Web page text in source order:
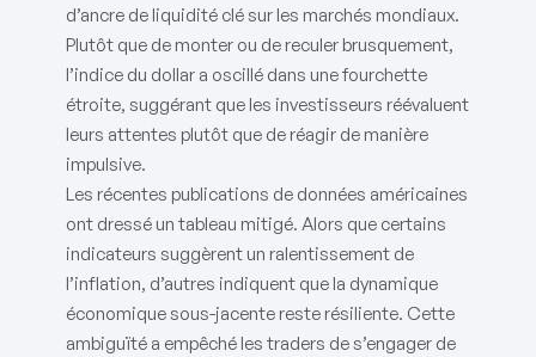
d’ancre de liquidité clé sur les marchés mondiaux.
Plutôt que de monter ou de reculer brusquement,
l’indice du dollar a oscillé dans une fourchette
étroite, suggérant que les investisseurs réévaluent
leurs attentes plutôt que de réagir de manière
impulsive.
Les récentes publications de données américaines
ont dressé un tableau mitigé. Alors que certains
indicateurs suggèrent un ralentissement de
l’inflation, d’autres indiquent que la dynamique
économique sous-jacente reste résiliente. Cette
ambiguïté a empêché les traders de s’engager de